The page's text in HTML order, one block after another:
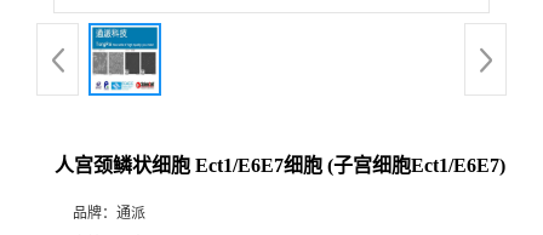
人宫颈鳞状细胞 Ect1/E6E7细胞 (子宫细胞Ect1/E6E7)
品牌： 通派